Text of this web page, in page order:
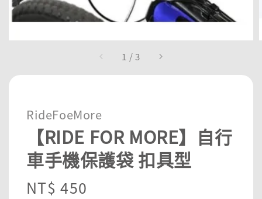
1 /3
RideFoeMore
【RIDE FOR MORE】自行
車手機保護袋 扣具型
Regular
NT$ 450